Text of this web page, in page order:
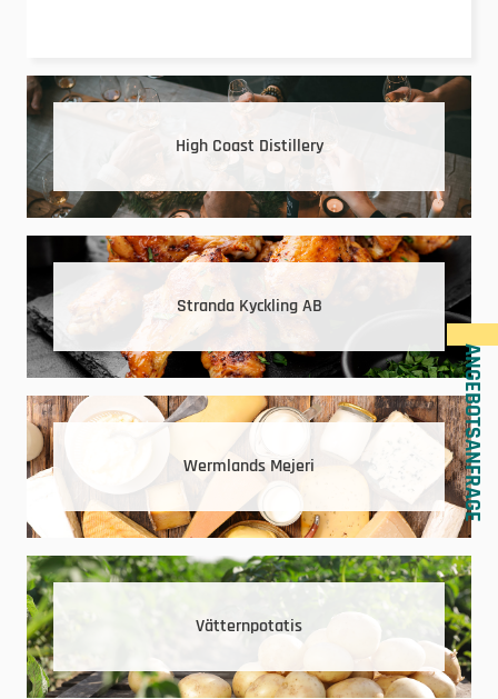
ANGEBOTSANFRAGE
High Coast Distillery
Stranda Kyckling AB
Wermlands Mejeri
Vätternpotatis